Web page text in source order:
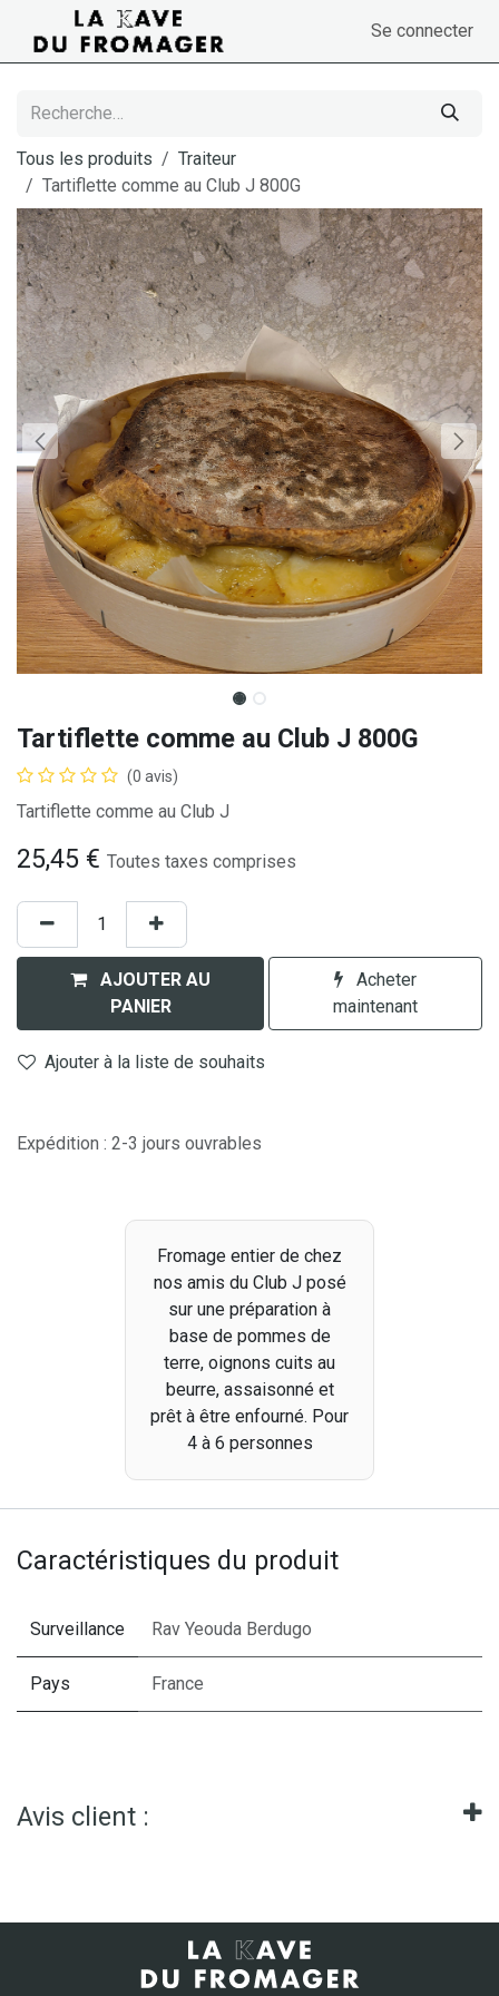
Se rendre au contenu
Se connecter
Tous les produits
Traiteur
Tartiflette comme au Club J 800G
Tartiflette comme au Club J 800G
(0 avis)
Tartiflette comme au Club J
25,45 € Toutes taxes comprises
AJOUTER AU
PANIER
Acheter
maintenant
Ajouter à la liste de souhaits
Expédition : 2-3 jours ouvrables
Fromage entier de chez
nos amis du Club J posé
sur une préparation à
base de pommes de
terre, oignons cuits au
beurre, assaisonné et
prêt à être enfourné. Pour
4 à 6 personnes
Caractéristiques du produit
Surveillance Rav Yeouda Berdugo
Pays France
Avis client :